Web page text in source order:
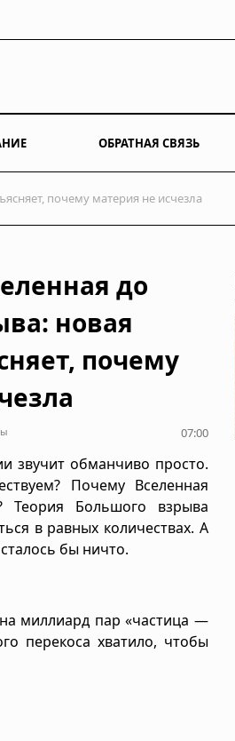
ОБРАТНАЯ СВЯЗЬ
почему материя не исчезла
до
новая
почему
07:00
звучит обманчиво просто.
Почему Вселенная
Теория Большого взрыва
в равных количествах. А
бы ничто.
миллиард пар «частица —
перекоса хватило, чтобы